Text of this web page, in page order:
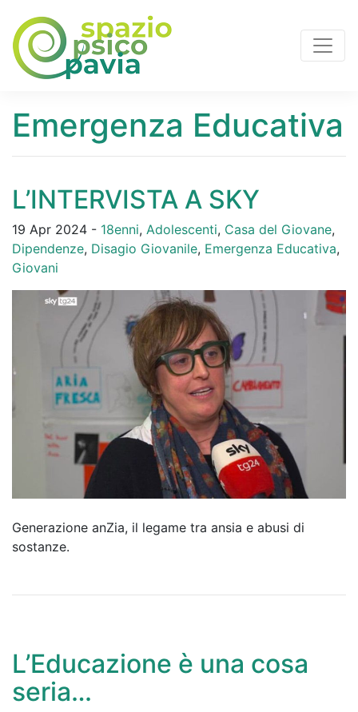
Emergenza Educativa
L’INTERVISTA A SKY
19 Apr 2024 - 18enni, Adolescenti, Casa del Giovane,
Dipendenze, Disagio Giovanile, Emergenza Educativa,
Giovani
Generazione anZia, il legame tra ansia e abusi di
sostanze.
L’Educazione è una cosa
seria…